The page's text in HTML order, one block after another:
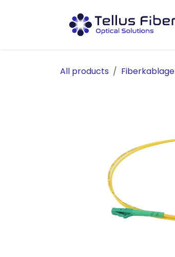
All products Fiberkablage